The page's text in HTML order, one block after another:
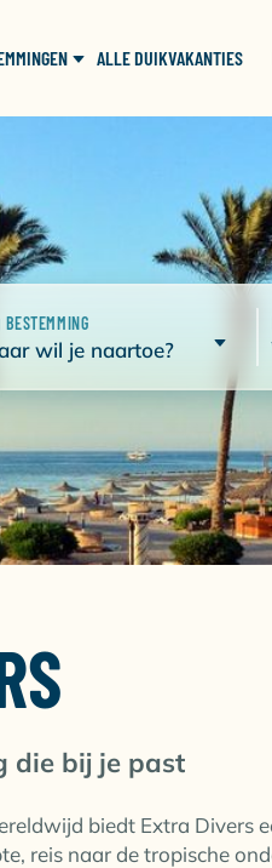
ALLE DUIKVAKANTIES
BESTEMMING
wil je naartoe?
die bij je past
biedt Extra Divers
reis naar de tropische